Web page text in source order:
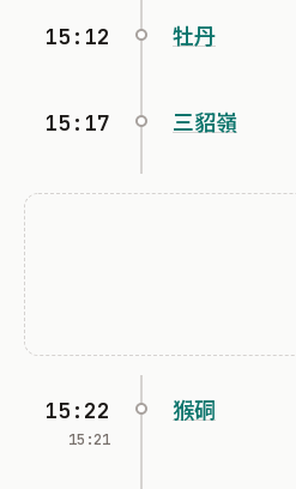
15:12 牡丹
15:17 三貂嶺
15:22
15:21
猴硐